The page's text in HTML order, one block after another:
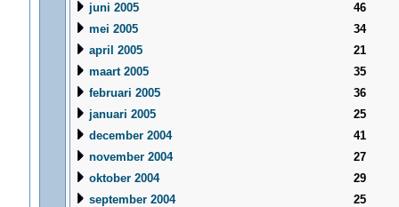
juni 2005
46
mei 2005
34
april 2005
21
maart 2005
35
februari 2005
36
januari 2005
25
december 2004
41
november 2004
27
oktober 2004
29
september 2004
25